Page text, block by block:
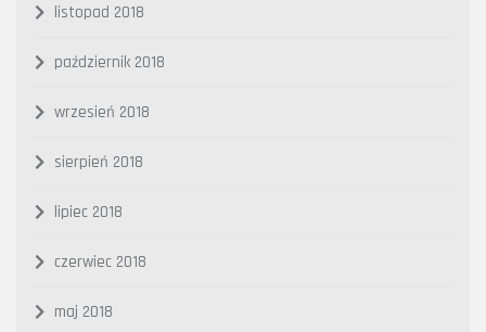
listopad 2018
październik 2018
wrzesień 2018
sierpień 2018
lipiec 2018
czerwiec 2018
maj 2018